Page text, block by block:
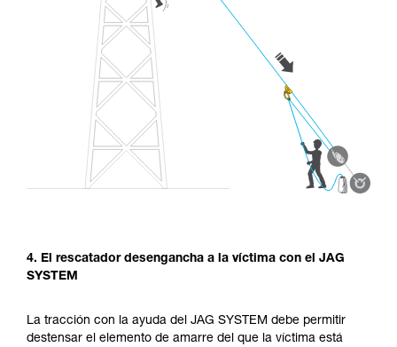
4. El rescatador desengancha a la víctima con el JAG
SYSTEM
La tracción con la ayuda del JAG SYSTEM debe permitir
destensar el elemento de amarre del que la víctima está